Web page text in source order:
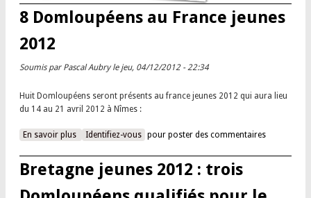
8 Domloupéens au France jeunes
2012
Soumis par Pascal Aubryle jeu, 04/12/2012 - 22:34
Huit Domloupéens seront présents au france jeunes 2012 qui aura lieu
du 14 au 21 avril 2012 à Nîmes :
En savoir plus à propos de 8 Domloupéens au France jeunes 2012
Identifiez-vous pour poster des commentaires
Bretagne jeunes 2012 : trois